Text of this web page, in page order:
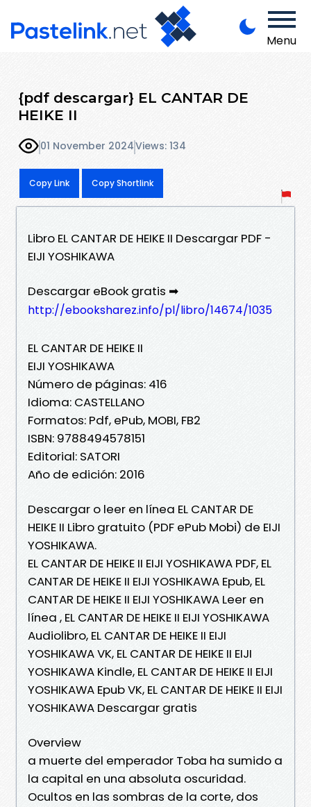
Menu
{pdf descargar} EL CANTAR DE
HEIKE II
01 November 2024Views: 134
Copy Link Copy Shortlink
Libro EL CANTAR DE HEIKE II Descargar PDF -
EIJI YOSHIKAWA
Descargar eBook gratis ➡
http://ebooksharez.info/pl/libro/14674/1035
EL CANTAR DE HEIKE II
EIJI YOSHIKAWA
Número de páginas: 416
Idioma: CASTELLANO
Formatos: Pdf, ePub, MOBI, FB2
ISBN: 9788494578151
Editorial: SATORI
Año de edición: 2016
Descargar o leer en línea EL CANTAR DE
HEIKE II Libro gratuito (PDF ePub Mobi) de EIJI
YOSHIKAWA.
EL CANTAR DE HEIKE II EIJI YOSHIKAWA PDF, EL
CANTAR DE HEIKE II EIJI YOSHIKAWA Epub, EL
CANTAR DE HEIKE II EIJI YOSHIKAWA Leer en
línea , EL CANTAR DE HEIKE II EIJI YOSHIKAWA
Audiolibro, EL CANTAR DE HEIKE II EIJI
YOSHIKAWA VK, EL CANTAR DE HEIKE II EIJI
YOSHIKAWA Kindle, EL CANTAR DE HEIKE II EIJI
YOSHIKAWA Epub VK, EL CANTAR DE HEIKE II EIJI
YOSHIKAWA Descargar gratis
Overview
a muerte del emperador Toba ha sumido a
la capital en una absoluta oscuridad.
Ocultos en las sombras de la corte, dos